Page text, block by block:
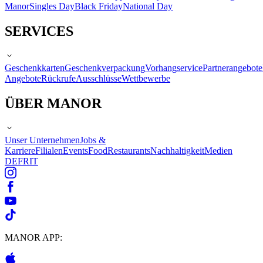
ManorSingles DayBlack FridayNational Day
SERVICES
GeschenkkartenGeschenkverpackungVorhangservicePartnerangebote
AngeboteRückrufeAusschlüsseWettbewerbe
ÜBER MANOR
Unser UnternehmenJobs &
KarriereFilialenEventsFoodRestaurantsNachhaltigkeitMedien
DEFRIT
MANOR APP: